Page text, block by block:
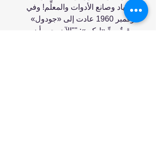
الصياد وصانع الأدوات والمعلِّم! وفي
نوڤمبر 1960 عادت إلى «جودول»
برقيةٌ بردِّ «ليكي»: ""الآن يجب أن